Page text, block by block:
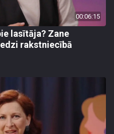
00:06:15
lasītāja? Zane
rakstniecībā